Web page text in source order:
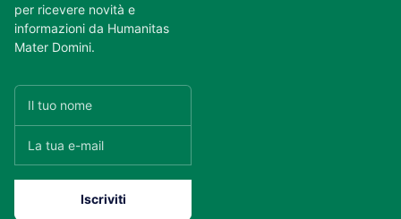
per ricevere novità e
informazioni da Humanitas
Mater Domini.